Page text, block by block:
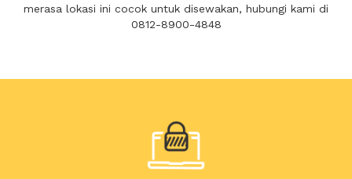
merasa lokasi ini cocok untuk disewakan, hubungi kami di
0812-8900-4848